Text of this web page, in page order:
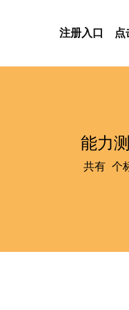
注册入口
能力
共有4 个